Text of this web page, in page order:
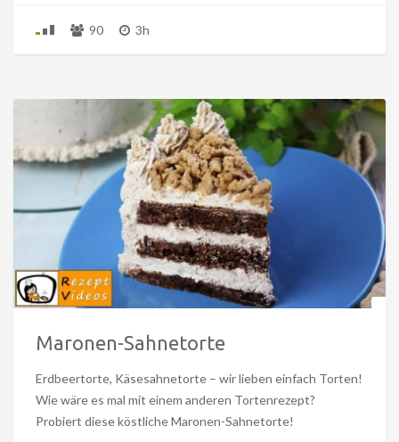
90 3h
Maronen-Sahnetorte
Erdbeertorte, Käsesahnetorte – wir lieben einfach Torten!
Wie wäre es mal mit einem anderen Tortenrezept?
Probiert diese köstliche Maronen-Sahnetorte!